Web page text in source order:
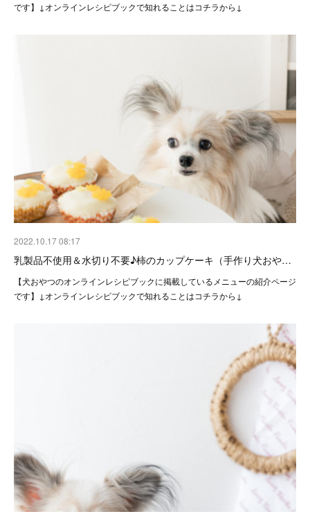
です】↓オンラインレシピブックで知れることはコチラから↓
2022.10.17 08:17
乳製品不使用＆水切り不要♪柿のカップケーキ（手作り犬おや…
【犬おやつのオンラインレシピブックに掲載しているメニューの紹介ページ
です】↓オンラインレシピブックで知れることはコチラから↓